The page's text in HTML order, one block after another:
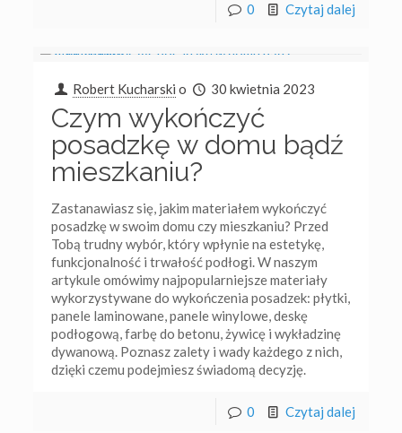
0 Czytaj dalej
Robert Kucharski o 30 kwietnia 2023
Czym wykończyć
posadzkę w domu bądź
mieszkaniu?
Zastanawiasz się, jakim materiałem wykończyć
posadzkę w swoim domu czy mieszkaniu? Przed
Tobą trudny wybór, który wpłynie na estetykę,
funkcjonalność i trwałość podłogi. W naszym
artykule omówimy najpopularniejsze materiały
wykorzystywane do wykończenia posadzek: płytki,
panele laminowane, panele winylowe, deskę
podłogową, farbę do betonu, żywicę i wykładzinę
dywanową. Poznasz zalety i wady każdego z nich,
dzięki czemu podejmiesz świadomą decyzję.
0 Czytaj dalej